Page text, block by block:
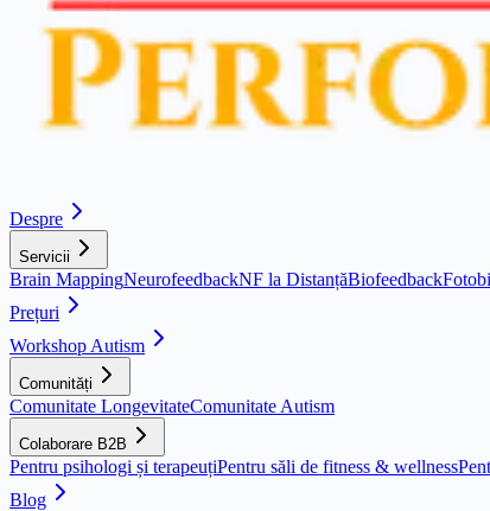
Despre
Servicii
Brain MappingNeurofeedbackNF la DistanțăBiofeedback
Prețuri
Workshop Autism
Comunități
Comunitate LongevitateComunitate Autism
Colaborare B2B
Pentru psihologi și terapeuțiPentru săli de fitness & wellness
Blog